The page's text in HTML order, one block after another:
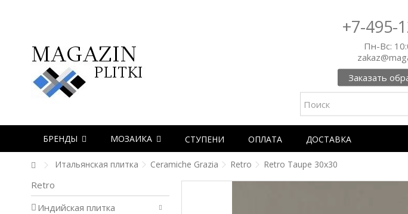
+7-495-
Пн-Вс:
Заказать
БРЕНДЫ МОЗАИКА СТУПЕНИ ОПЛАТА ДОСТАВКА
Итальянская плитка Ceramiche Grazia Retro Retro Taupe 30x30
Retro
Индийская плитка